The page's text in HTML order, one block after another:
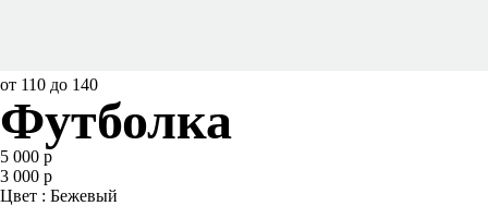
от 110 до 140
Футболка
5 000 р
3 000 р
Цвет : Бежевый